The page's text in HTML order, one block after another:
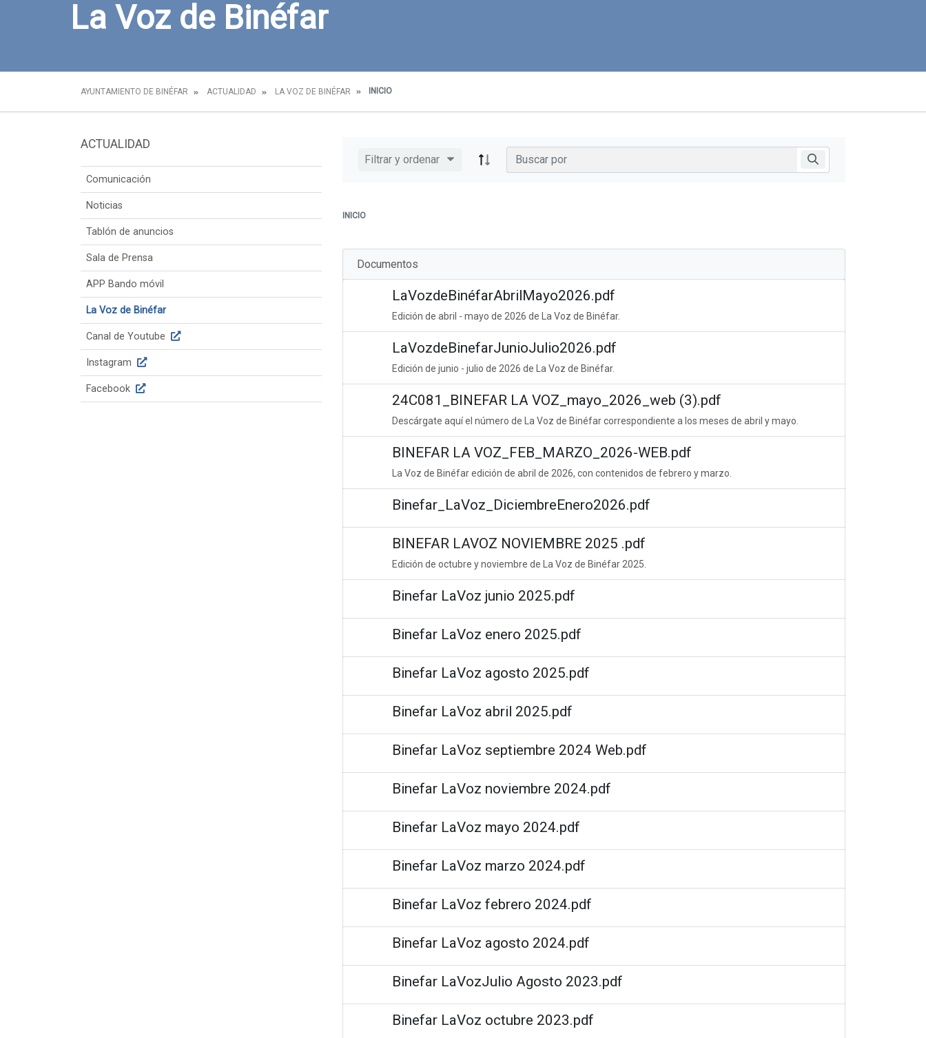
La Voz de Binéfar
AYUNTAMIENTO DE BINÉFAR ACTUALIDAD LA VOZ DE BINÉFAR INICIO
ACTUALIDAD
Comunicación
Noticias
Tablón de anuncios
Sala de Prensa
APP Bando móvil
La Voz de Binéfar
Canal de Youtube
Instagram
Facebook
Filtrar y ordenar
INICIO
Documentos
LaVozdeBinéfarAbrilMayo2026.pdf
Edición de abril - mayo de 2026 de La Voz de Binéfar.
LaVozdeBinefarJunioJulio2026.pdf
Edición de junio - julio de 2026 de La Voz de Binéfar.
24C081_BINEFAR LA VOZ_mayo_2026_web (3).pdf
Descárgate aquí el número de La Voz de Binéfar correspondiente a los meses de abril y mayo.
BINEFAR LA VOZ_FEB_MARZO_2026-WEB.pdf
La Voz de Binéfar edición de abril de 2026, con contenidos de febrero y marzo.
Binefar_LaVoz_DiciembreEnero2026.pdf
BINEFAR LAVOZ NOVIEMBRE 2025 .pdf
Edición de octubre y noviembre de La Voz de Binéfar 2025.
Binefar LaVoz junio 2025.pdf
Binefar LaVoz enero 2025.pdf
Binefar LaVoz agosto 2025.pdf
Binefar LaVoz abril 2025.pdf
Binefar LaVoz septiembre 2024 Web.pdf
Binefar LaVoz noviembre 2024.pdf
Binefar LaVoz mayo 2024.pdf
Binefar LaVoz marzo 2024.pdf
Binefar LaVoz febrero 2024.pdf
Binefar LaVoz agosto 2024.pdf
Binefar LaVozJulio Agosto 2023.pdf
Binefar LaVoz octubre 2023.pdf